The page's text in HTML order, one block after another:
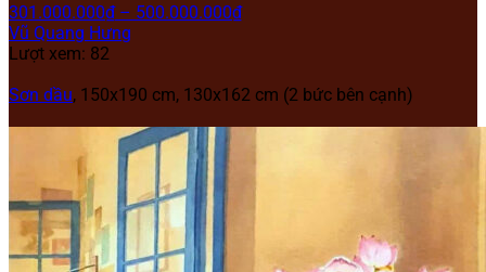
301.000.000₫ – 500.000.000₫
Vũ Quang Hưng
Lượt xem: 82
Sơn dầu, 150x190 cm, 130x162 cm (2 bức bên cạnh)